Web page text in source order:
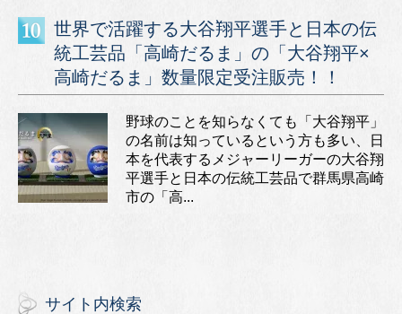
世界で活躍する大谷翔平選手と日本の伝
統工芸品「高崎だるま」の「大谷翔平×
高崎だるま」数量限定受注販売！！
野球のことを知らなくても「大谷翔平」
の名前は知っているという方も多い、日
本を代表するメジャーリーガーの大谷翔
平選手と日本の伝統工芸品で群馬県高崎
市の「高...
サイト内検索